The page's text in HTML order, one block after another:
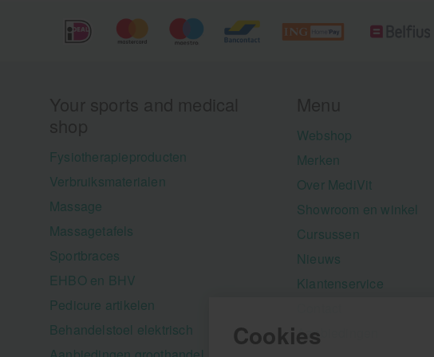
Cookies
Fysiotherapieproducten
Verbruiksmaterialen
Massage
Massagetafels
Sportbraces
EHBO en BHV
Pedicure artikelen
Behandelstoel elektrisch
Webshop
Merken
Over MediVit
Showroom en winkel
Cursussen
Nieuws
Klantenservice
Aanbiedingen